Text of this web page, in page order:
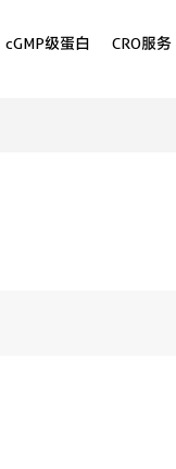
cGMP级蛋白 CRO服务